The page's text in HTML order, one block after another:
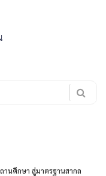
านศึกษา สู่มาตรฐานสากล